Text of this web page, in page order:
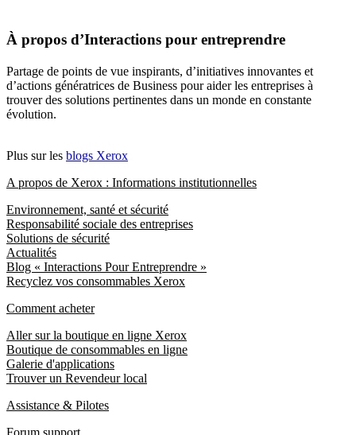
À propos d’Interactions pour entreprendre
Partage de points de vue inspirants, d’initiatives innovantes et
d’actions génératrices de Business pour aider les entreprises à
trouver des solutions pertinentes dans un monde en constante
évolution.
Plus sur les blogs Xerox
A propos de Xerox : Informations institutionnelles
Environnement, santé et sécurité
Responsabilité sociale des entreprises
Solutions de sécurité
Actualités
Blog « Interactions Pour Entreprendre »
Recyclez vos consommables Xerox
Comment acheter
Aller sur la boutique en ligne Xerox
Boutique de consommables en ligne
Galerie d'applications
Trouver un Revendeur local
Assistance & Pilotes